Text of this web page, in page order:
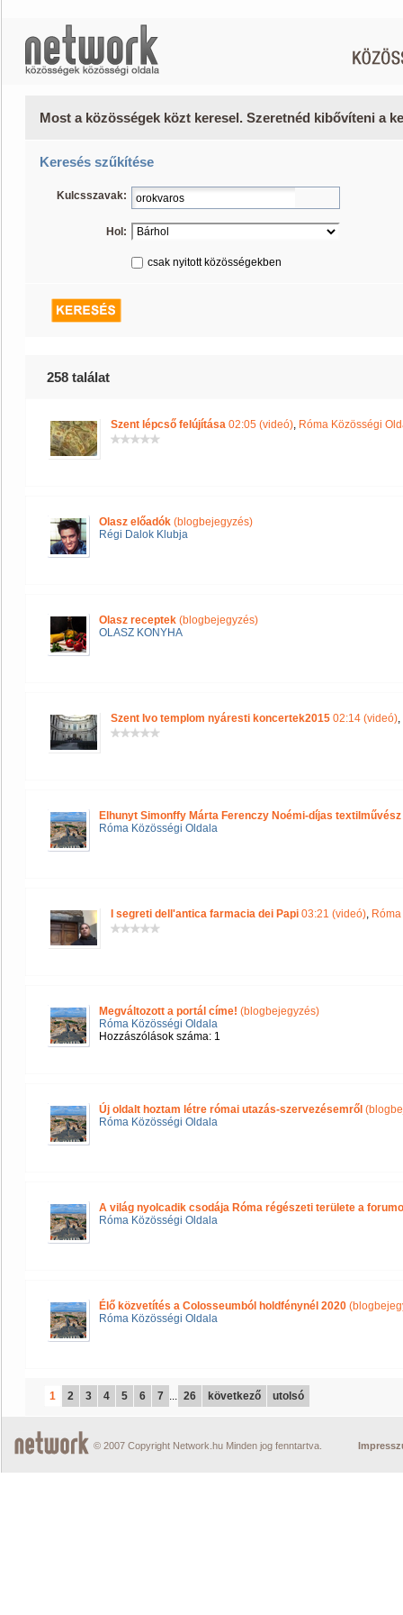
Most a közösségek közt keresel. Szeretnéd kibővíteni a
Keresés szűkítése
Kulcsszavak:
Hol:
csak nyitott közösségekben
258 találat
Szent lépcső felújítása 02:05 (videó), Róma Közösségi
Olasz előadók (blogbejegyzés)
Régi Dalok Klubja
Olasz receptek (blogbejegyzés)
OLASZ KONYHA
Szent Ivo templom nyáresti koncertek2015 02:14 (videó),
Elhunyt Simonffy Márta Ferenczy Noémi-díjas textilművész
Róma Közösségi Oldala
I segreti dell'antica farmacia dei Papi 03:21 (videó),
Megváltozott a portál címe! (blogbejegyzés)
Róma Közösségi Oldala
Hozzászólások száma: 1
Új oldalt hoztam létre római utazás-szervezésemről
Róma Közösségi Oldala
A világ nyolcadik csodája Róma régészeti területe a
Róma Közösségi Oldala
Élő közvetítés a Colosseumból holdfénynél 2020
Róma Közösségi Oldala
1 2 3 4 5 6 7 ... 26 következő utolsó
© 2007 Copyright Network.hu Minden jog fenntartva.